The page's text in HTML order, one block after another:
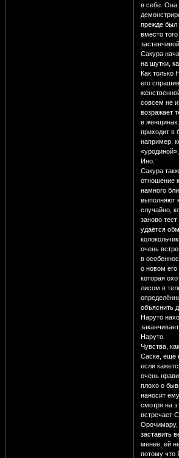
в себе. Она
прежде был
вместо
Сакура
на шутки,
Как только
его
совсем не
возражает
в
приходит в
например,
Ино.
Сакура
отношение
намного
выполняют
случайно,
заново
удаётся
очень
в
о новом его
которая
лисом в
объяснить
Наруто
Наруто.
Чувства,
Саске, ещё
если
очень
плохо о
наносит
смотря на
встречает
Орочимару,
заставить
менее, ей
потому что